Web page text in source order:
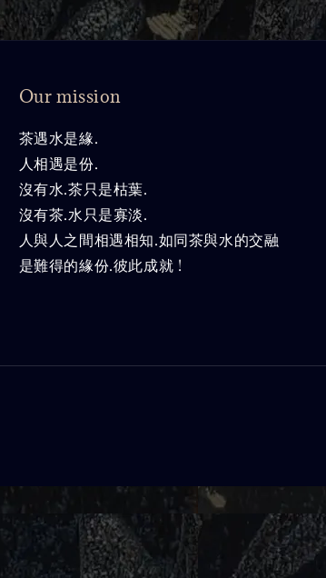
Our mission
茶遇水是緣.
人相遇是份.
沒有水.茶只是枯葉.
沒有茶.水只是寡淡.
人與人之間相遇相知.如同茶與水的交融
是難得的緣份.彼此成就 !